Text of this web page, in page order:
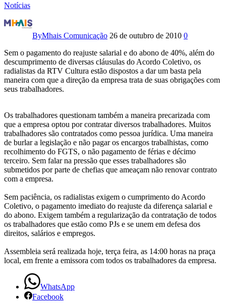
Notícias
Em
estado
de
greve,
radialistas
da
Radio
e
TV
Cultura
decidem
hoje
sobre
greve
ByMhais Comunicação 26 de outubro de 2010 0
Sem o pagamento do reajuste salarial e do abono de 40%, além do
descumprimento de diversas cláusulas do Acordo Coletivo, os
radialistas da RTV Cultura estão dispostos a dar um basta pela
maneira com que a direção da empresa trata de suas obrigações com
seus trabalhadores.
Os trabalhadores questionam também a maneira precarizada com
que a empresa optou por contratar diversos trabalhadores. Muitos
trabalhadores são contratados como pessoa jurídica. Uma maneira
de burlar a legislação e não pagar os encargos trabalhistas, como
recolhimento do FGTS, o não pagamento de férias e décimo
terceiro. Sem falar na pressão que esses trabalhadores são
submetidos por parte de chefias que ameaçam não renovar contrato
com a empresa.
Sem paciência, os radialistas exigem o cumprimento do Acordo
Coletivo, o pagamento imediato do reajuste da diferença salarial e
do abono. Exigem também a regularização da contratação de todos
os trabalhadores que estão como PJs e se unem em defesa dos
direitos, salários e empregos.
Assembleia será realizada hoje, terça feira, as 14:00 horas na praça
local, em frente a emissora com todos os trabalhadores da empresa.
WhatsApp
Facebook